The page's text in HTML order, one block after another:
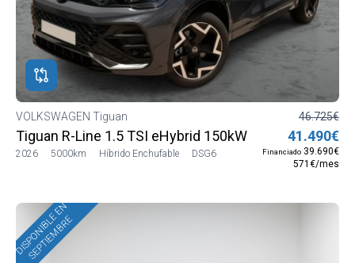
VOLKSWAGEN Tiguan
Tiguan R-Line 1.5 TSI eHybrid 150kW (204 CV) DSG6
2026 5000km Híbrido Enchufable DSG6
46.725€
41.490€
Financiado 39.690€
571€/mes
DISPONIBLE EN
SEPTIEMBRE